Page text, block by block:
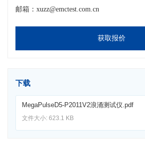
邮箱：xuzz@emctest.com.cn
获取报价
下载
MegaPulseD5-P2011V2浪涌测试仪.pdf
文件大小: 623.1 KB